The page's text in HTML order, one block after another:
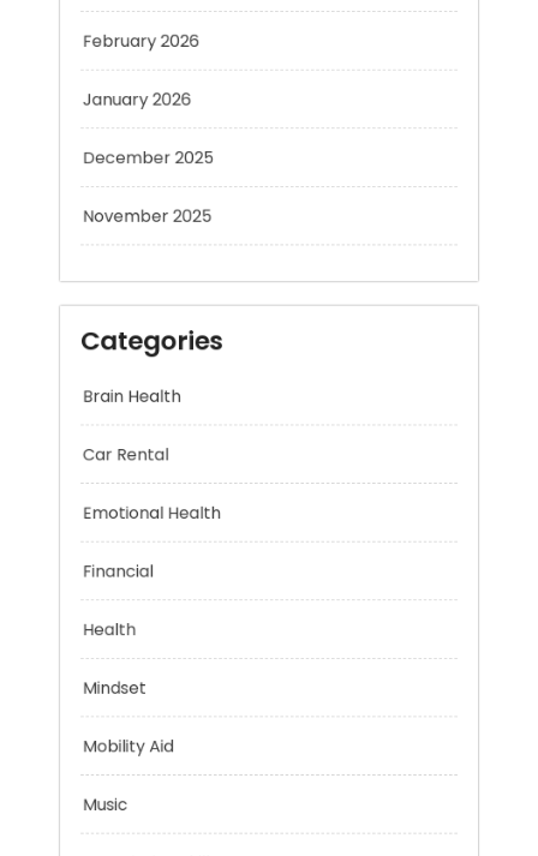
February 2026
December 2025
November 2025
Categories
Emotional Health
Financial
Health